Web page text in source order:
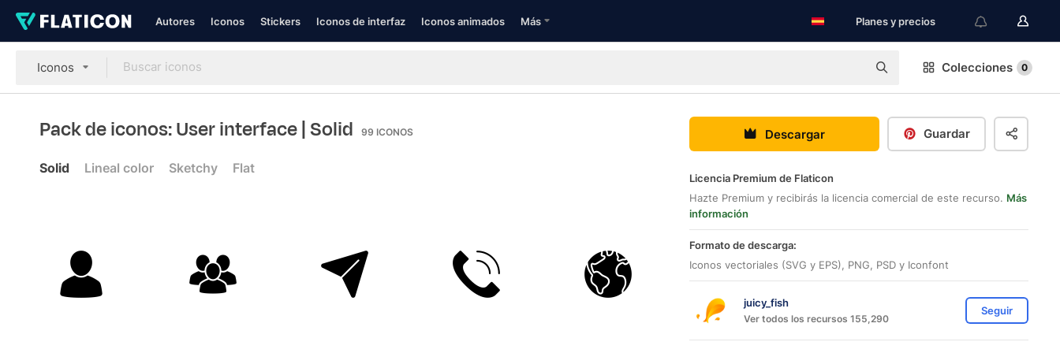
Autores Iconos Stickers Iconos de interfaz Iconos animados Más Planes y precios
Iconos Colecciones 0
Pack de iconos: User interface| Solid 99 ICONOS
Solid Lineal color Sketchy Flat
Descargar Guardar
Licencia Premium de Flaticon
Hazte Premium y recibirás la licencia comercial de este recurso. Más
información
Formato de descarga:
Iconos vectoriales (SVG y EPS), PNG, PSD y Iconfont
juicy_fish
Ver todos los recursos 155,290
Seguir